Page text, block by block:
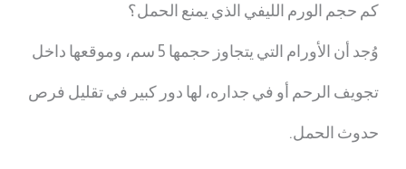
كم حجم الورم الليفي الذي يمنع الحمل؟
وُجد أن الأورام التي يتجاوز حجمها 5 سم، وموقعها داخل
تجويف الرحم أو في جداره، لها دور كبير في تقليل فرص
حدوث الحمل.